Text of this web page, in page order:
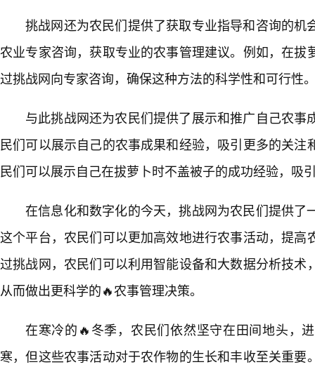
挑战网还为农民们提供了获取专业指导和咨询的机
农业专家咨询，获取专业的农事管理建议。例如，在拔
过挑战网向专家咨询，确保这种方法的科学性和可行性
与此挑战网还为农民们提供了展示和推广自己农事
民们可以展示自己的农事成果和经验，吸引更多的关注
民们可以展示自己在拔萝卜时不盖被子的成功经验，吸
在信息化和数字化的今天，挑战网为农民们提供了
这个平台，农民们可以更加高效地进行农事活动，提高
过挑战网，农民们可以利用智能设备和大数据分析技术
从而做出更科学的🔥农事管理决策。
在寒冷的🔥冬季，农民们依然坚守在田间地头，
寒，但这些农事活动对于农作物的生长和丰收至关重要